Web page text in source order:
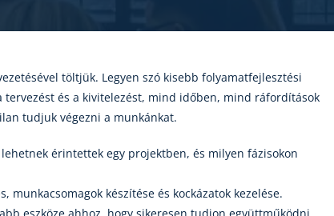
töltjük. Legyen szó kisebb folyamatfejlesztési
tervezést és a kivitelezést, mind időben, mind ráfordítások
tudjuk végezni a munkánkat.
lehetnek érintettek egy projektben, és milyen fázisokon
készítése és kockázatok kezelése.